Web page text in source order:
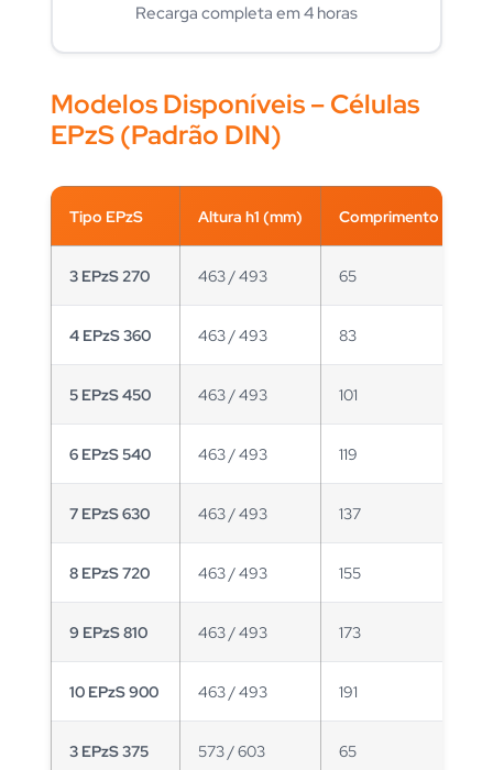
Recarga completa em 4 horas
Modelos Disponíveis – Células
EPzS (Padrão DIN)
Tipo EPzS Altura h1 (mm) Comprimento (mm)
3 EPzS 270 463 / 493 65
4 EPzS 360 463 / 493 83
5 EPzS 450 463 / 493 101
6 EPzS 540 463 / 493 119
7 EPzS 630 463 / 493 137
8 EPzS 720 463 / 493 155
9 EPzS 810 463 / 493 173
10 EPzS 900 463 / 493 191
3 EPzS 375 573 / 603 65